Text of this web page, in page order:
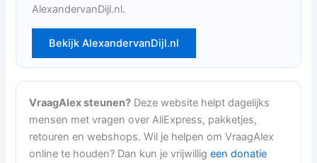
AlexandervanDijl.nl.
Bekijk AlexandervanDijl.nl
VraagAlex steunen? Deze website helpt dagelijks
mensen met vragen over AliExpress, pakketjes,
retouren en webshops. Wil je helpen om VraagAlex
online te houden? Dan kun je vrijwilligeen donatie